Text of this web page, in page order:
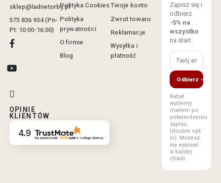
sklep@ladnetorby.pl
575 836 934 (Pn-
Pt: 10:00-16:00)
OPINIE
KLIENTÓW
4.9 Na podstawie 7855opinii z całego okresu
Polityka Cookies
Polityka
prywatności
O firmie
Blog
Twoje konto
Zwrot towaru
Reklamacje
Wysyłka i
płatność
Zapisz się i
odbierz
-5% na
wszystko
na start.
Odbierz -5%
Rabat
wyślemy
mailem po
potwierdzeniu
zapisu
(double opt-
in). Możesz
się wypisać
w każdej
chwili.